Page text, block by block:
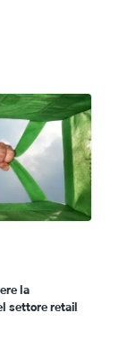
la
settore retail